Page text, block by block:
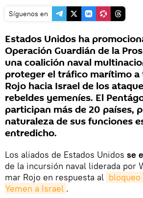
Síguenos en
Estados Unidos ha
Operación Guardián de la
una coalición naval
proteger el tráfico marítimo a
Rojo hacia Israel de los
rebeldes yemeníes. El
participan más de 20 países,
naturaleza de sus funciones
entredicho.
Los aliados de Estados Unidos se
de la incursión naval liderada por
mar Rojo en respuesta al
Yemen a Israel .